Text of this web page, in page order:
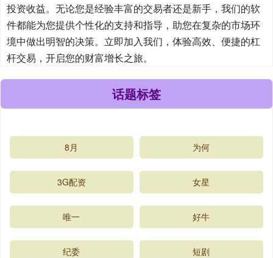
投资收益。无论您是经验丰富的交易者还是新手，我们的软
件都能为您提供个性化的支持和指导，助您在复杂的市场环
境中做出明智的决策。立即加入我们，体验高效、便捷的杠
杆交易，开启您的财富增长之旅。
话题标签
8月 为何
3G配资 女星
唯一 好牛
纪委 短剧